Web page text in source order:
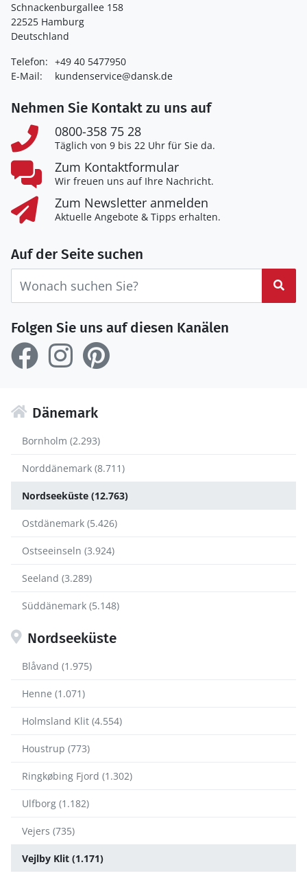
Schnackenburgallee 158
22525 Hamburg
Deutschland
Telefon: +49 40 5477950
E-Mail:
kundenservice@dansk.de
Nehmen Sie Kontakt zu uns auf
0800-358 75 28
Täglich von 9 bis 22 Uhr für Sie da.
Zum Kontaktformular
Wir freuen uns auf Ihre Nachricht.
Zum Newsletter anmelden
Aktuelle Angebote & Tipps erhalten.
Auf der Seite suchen
Folgen Sie uns auf diesen Kanälen
Dänemark
Bornholm (2.293)
Norddänemark (8.711)
Nordseeküste (12.763)
Ostdänemark (5.426)
Ostseeinseln (3.924)
Seeland (3.289)
Süddänemark (5.148)
Nordseeküste
Blåvand (1.975)
Henne (1.071)
Holmsland Klit (4.554)
Houstrup (773)
Ringkøbing Fjord (1.302)
Ulfborg (1.182)
Vejers (735)
Vejlby Klit (1.171)